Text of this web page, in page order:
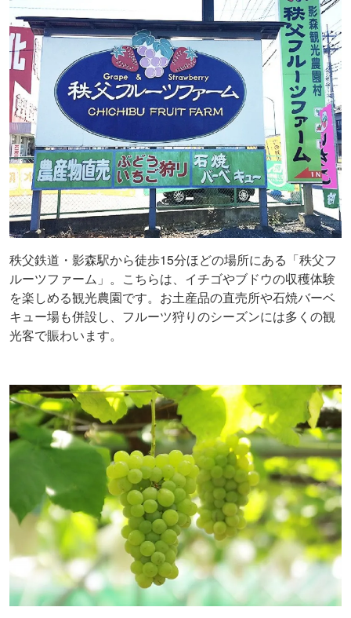
秩父鉄道・影森駅から徒歩15分ほどの場所にある「秩父フ
ルーツファーム」。こちらは、イチゴやブドウの収穫体験
を楽しめる観光農園です。お土産品の直売所や石焼バーベ
キュー場も併設し、フルーツ狩りのシーズンには多くの観
光客で賑わいます。